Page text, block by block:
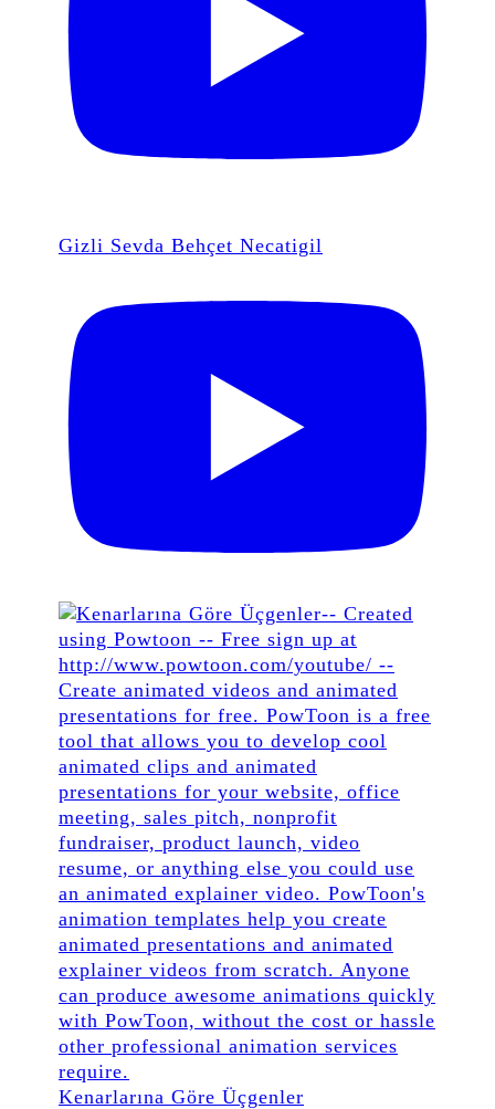
Gizli Sevda Behçet Necatigil
Kenarlarına Göre Üçgenler